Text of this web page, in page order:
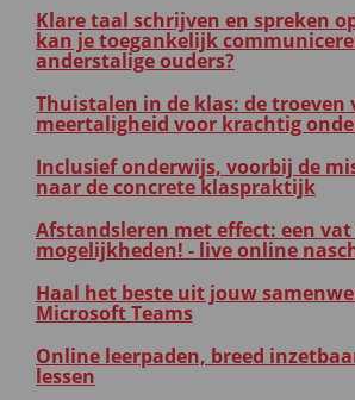
Klare taal schrijven en spreken
kan je toegankelijk
anderstalige ouders?
Thuistalen in de klas: de troeven
meertaligheid voor krachtig
Inclusief onderwijs, voorbij de
naar de concrete klaspraktijk
Afstandsleren met effect: een
mogelijkheden! - live online
Haal het beste uit jouw
Microsoft Teams
Online leerpaden, breed
lessen